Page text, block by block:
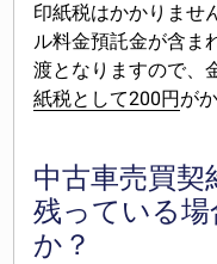
印紙税はかかりませ
ル料金預託金が含ま
渡となりますので、
紙税として200円 が
中古車売買契
残っている
か？